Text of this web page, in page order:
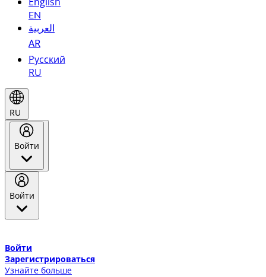
EN
العربية
AR
Русский
RU
RU
Войти
Войти
Войти
Зарегистрироваться
Узнайте больше